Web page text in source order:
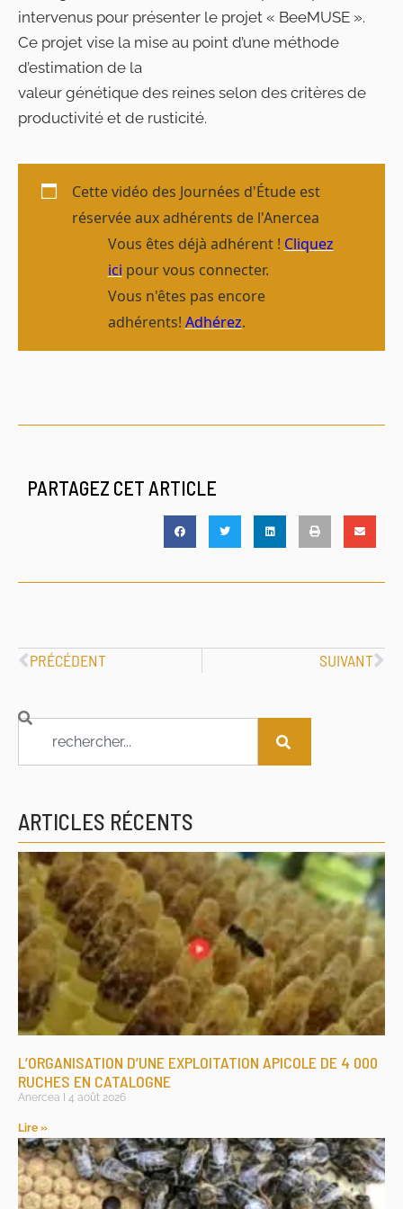
intervenus pour présenter le projet « BeeMUSE ».
Ce projet vise la mise au point d’une méthode
d’estimation de la
valeur génétique des reines selon des critères de
productivité et de rusticité.
Cette vidéo des Journées d'Étude est
réservée aux adhérents de l'Anercea
Vous êtes déjà adhérent ! Cliquez
ici pour vous connecter.
Vous n'êtes pas encore
adhérents! Adhérez.
PARTAGEZ CET ARTICLE
PRÉCÉDENT SUIVANT
ARTICLES RÉCENTS
L’ORGANISATION D’UNE EXPLOITATION APICOLE DE 4 000
RUCHES EN CATALOGNE
Anercea 4 août 2026
Lire »